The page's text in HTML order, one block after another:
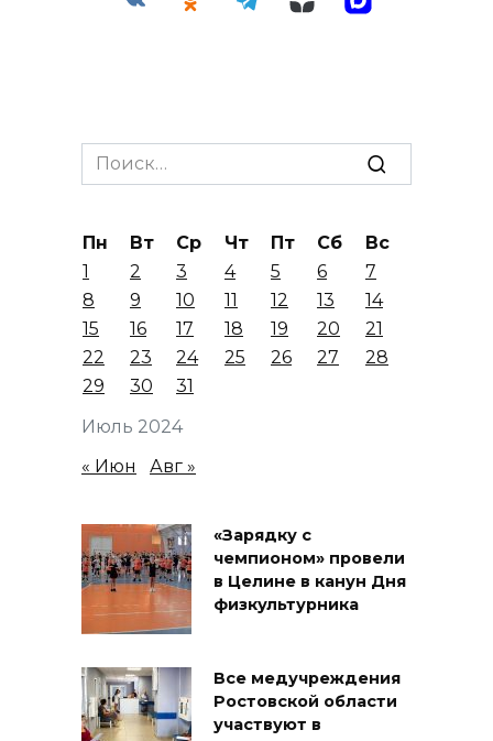
Search
for:
Июль 2024
Пн Вт Ср Чт Пт Сб
Вс
1
2 3 4 5 6
7
8
9 10 11 12 13
14
15
16 17 18 19 20
21
22
23 24 25 26 27
28
29
30 31
« Июн Авг »
«Зарядку с
чемпионом» провели
в Целине в канун Дня
физкультурника
Все медучреждения
Ростовской области
участвуют в